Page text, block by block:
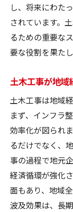
土木工
未来志
地域住
持続可
教育を
し、将来にわた
されています。
るための重要な
要な役割を果たし
土木工事が地域
土木工事は地域
まず、インフラ
効率化が図られ
るだけでなく、
事の過程で地元
経済循環が強化
面もあり、地域
波及効果は、長